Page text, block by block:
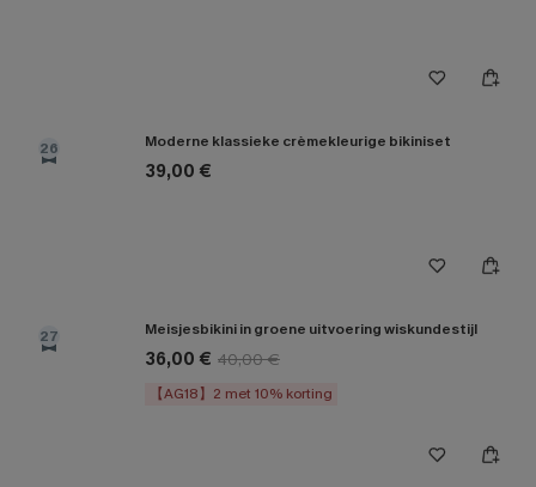
26 Moderne klassieke crèmekleurige bikiniset
39,00 €
27 Meisjesbikini in groene uitvoering wiskundestijl
36,00 € 40,00 €
【AG18】2 met 10% korting